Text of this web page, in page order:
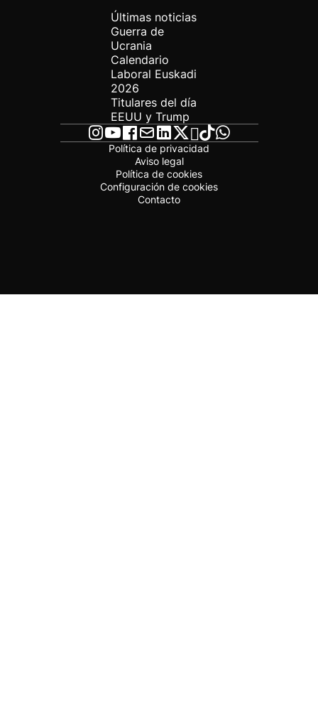
Últimas noticias
Guerra de
Ucrania
Calendario
Laboral Euskadi
2026
Titulares del día
EEUU y Trump
Política de privacidad
Aviso legal
Política de cookies
Configuración de cookies
Contacto